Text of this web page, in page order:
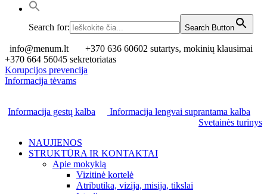
Search for: Search Button
info@menum.lt
+370 636 60602 sutartys, mokinių klausimai
+370 664 56045 sekretoriatas
Korupcijos prevencija
Informacija tėvams
Informacija gestų kalba
Informacija lengvai suprantama kalba
Svetainės turinys
NAUJIENOS
STRUKTŪRA IR KONTAKTAI
Apie mokyklą
Vizitinė kortelė
Atributika, vizija, misija, tikslai